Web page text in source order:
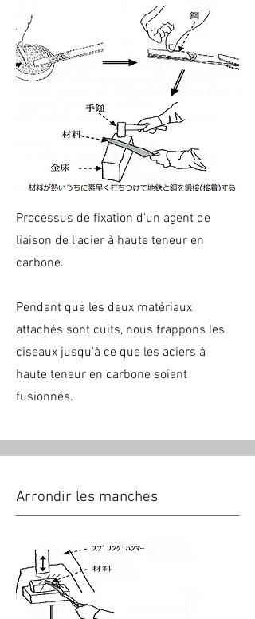
Processus de fixation d'un agent de
liaison de l'acier à haute teneur en
carbone.
Pendant que les deux matériaux
attachés sont cuits, nous frappons les
ciseaux jusqu'à ce que les aciers à
haute teneur en carbone soient
fusionnés.
Arrondir les manches